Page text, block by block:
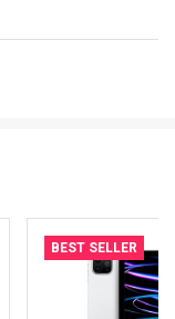
BEST SELLER